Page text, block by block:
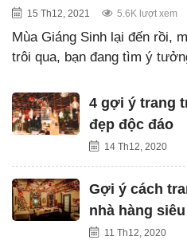
15 Th12, 2021 5.6K lượt xem
Mùa Giáng Sinh lại đến rồi,
trôi qua, bạn đang tìm ý
4 gợi ý trang
đẹp độc đáo
14 Th12, 2020
Gợi ý cách
nhà hàng
11 Th12, 2020